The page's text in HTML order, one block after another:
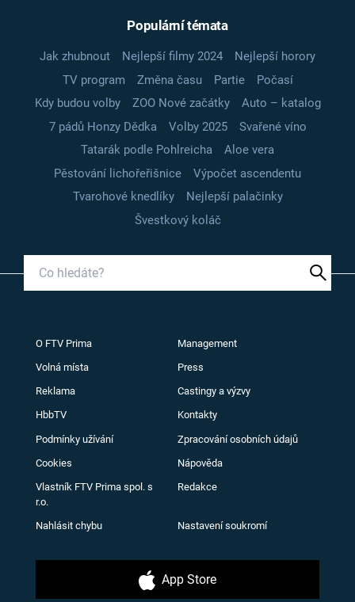
Populární témata
Jak zhubnout Nejlepší filmy 2024
Nejlepší horory
TV program
Změna času Partie
Počasí
Kdy budou volby
ZOO Nové začátky
Auto – katalog
7 pádů Honzy Dědka
Volby 2025
Svařené víno
Tatarák podle Pohlreicha
Aloe vera
Pěstování lichořeřišnice
Výpočet ascendentu
Tvarohové knedlíky
Nejlepší palačinky
Švestkový koláč
O FTV Prima Management
Volná místa Press
Reklama Castingy a výzvy
HbbTV Kontakty
Podmínky užívání Zpracování osobních údajů
Cookies Nápověda
Vlastník FTV Prima spol. s
r.o.
Redakce
Nahlásit chybu Nastavení soukromí
App Store